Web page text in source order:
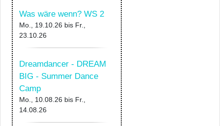
Was wäre wenn? WS 2
Mo., 19.10.26 bis Fr.,
23.10.26
Dreamdancer - DREAM
BIG - Summer Dance
Camp
Mo., 10.08.26 bis Fr.,
14.08.26